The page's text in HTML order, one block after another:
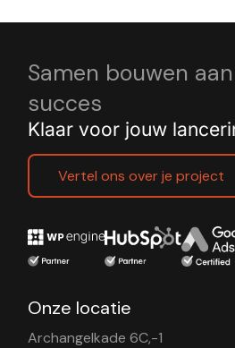
Samen bouwen
succes
Klaar voor jouw
Vertel ons over je project
Onze locatie
Archangelkade 6C,-1